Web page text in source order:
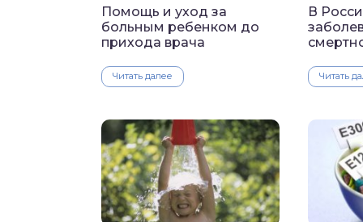
Помощь и уход за
больным ребенком до
прихода врача
Читать далее
В
Читать